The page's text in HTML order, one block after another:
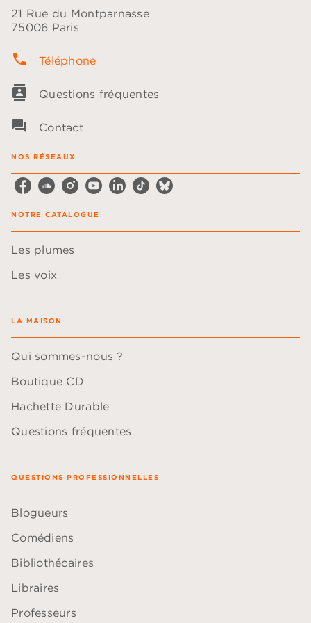
21 Rue du Montparnasse
75006 Paris
phone Téléphone
contacts Questions fréquentes
question_answer Contact
NOS RÉSEAUX
NOTRE CATALOGUE
Les plumes
Les voix
LA MAISON
Qui sommes-nous ?
Boutique CD
Hachette Durable
Questions fréquentes
QUESTIONS PROFESSIONNELLES
Blogueurs
Comédiens
Bibliothécaires
Libraires
Professeurs